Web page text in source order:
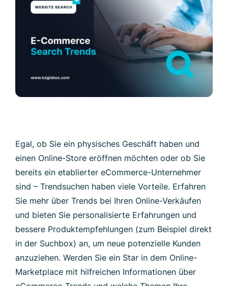
Egal, ob Sie ein physisches Geschäft haben und
einen Online-Store eröffnen möchten oder ob Sie
bereits ein etablierter eCommerce-Unternehmer
sind – Trendsuchen haben viele Vorteile. Erfahren
Sie mehr über Trends bei Ihren Online-Verkäufen
und bieten Sie personalisierte Erfahrungen und
bessere Produktempfehlungen (zum Beispiel direkt
in der Suchbox) an, um neue potenzielle Kunden
anzuziehen. Werden Sie ein Star in dem Online-
Marketplace mit hilfreichen Informationen über